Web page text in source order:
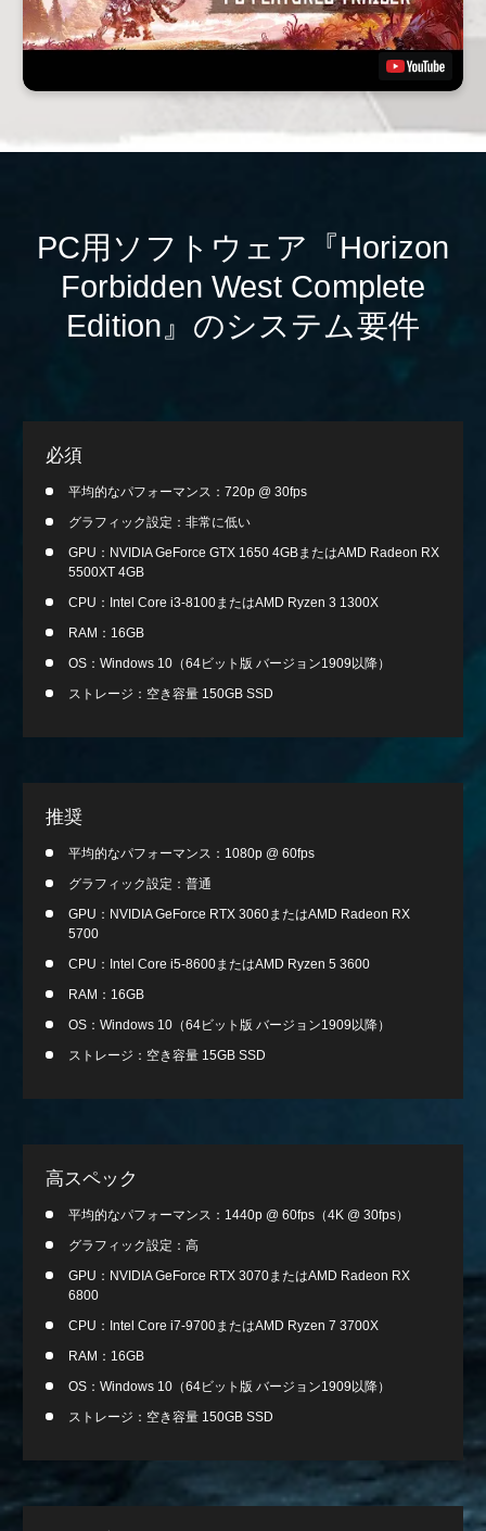
PC用ソフトウェア『Horizon
Forbidden West Complete
Edition』のシステム要件
必須
平均的なパフォーマンス：720p @ 30fps
グラフィック設定：非常に低い
GPU：NVIDIA GeForce GTX 1650 4GBまたはAMD Radeon RX
5500XT 4GB
CPU：Intel Core i3-8100またはAMD Ryzen 3 1300X
RAM：16GB
OS：Windows 10（64ビット版 バージョン1909以降）
ストレージ：空き容量 150GB SSD
推奨
平均的なパフォーマンス：1080p @ 60fps
グラフィック設定：普通
GPU：NVIDIA GeForce RTX 3060またはAMD Radeon RX
5700
CPU：Intel Core i5-8600またはAMD Ryzen 5 3600
RAM：16GB
OS：Windows 10（64ビット版 バージョン1909以降）
ストレージ：空き容量 15GB SSD
高スペック
平均的なパフォーマンス：1440p @ 60fps（4K @ 30fps）
グラフィック設定：高
GPU：NVIDIA GeForce RTX 3070またはAMD Radeon RX
6800
CPU：Intel Core i7-9700またはAMD Ryzen 7 3700X
RAM：16GB
OS：Windows 10（64ビット版 バージョン1909以降）
ストレージ：空き容量 150GB SSD